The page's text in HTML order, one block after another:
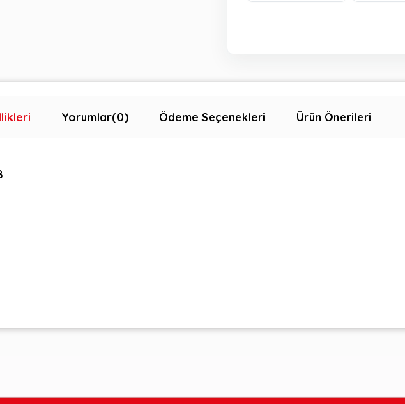
Yorumlar(0) Ödeme Seçenekleri Ürün Önerileri